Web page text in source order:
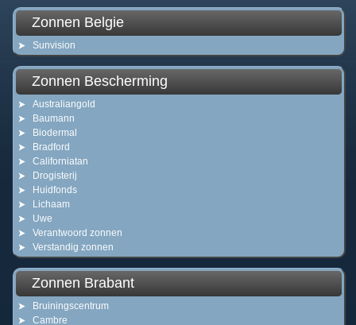
Zonnen Belgie
Sunvision
Zonnen Bescherming
Australiangold
Baumann
Biodermal
Bradford
Californiatan
Drogisterij
Huidfonds
Lichaam
Uwe
Verantwoord zonnen
Verstandig zonnen
Zonnen Brabant
Bruiningscentrum
Cambre